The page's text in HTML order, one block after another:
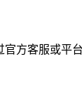
方客服或平